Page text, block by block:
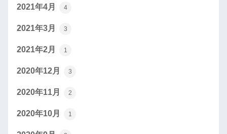
2021年4月 4
2021年3月 3
2021年2月 1
2020年12月 3
2020年11月 2
2020年10月 1